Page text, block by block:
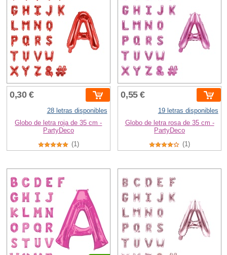
0,30 €
28 letras disponibles
Globo de letra roja de 35 cm -
PartyDeco
(1)
0,55 €
19 letras disponibles
Globo de letra rosa de 35 cm -
PartyDeco
(1)